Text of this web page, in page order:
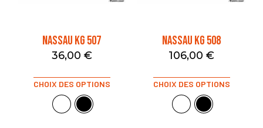
NASSAU KG 507
36,00 €
CHOIX DES OPTIONS
NASSAU KG 508
106,00 €
CHOIX DES OPTIONS